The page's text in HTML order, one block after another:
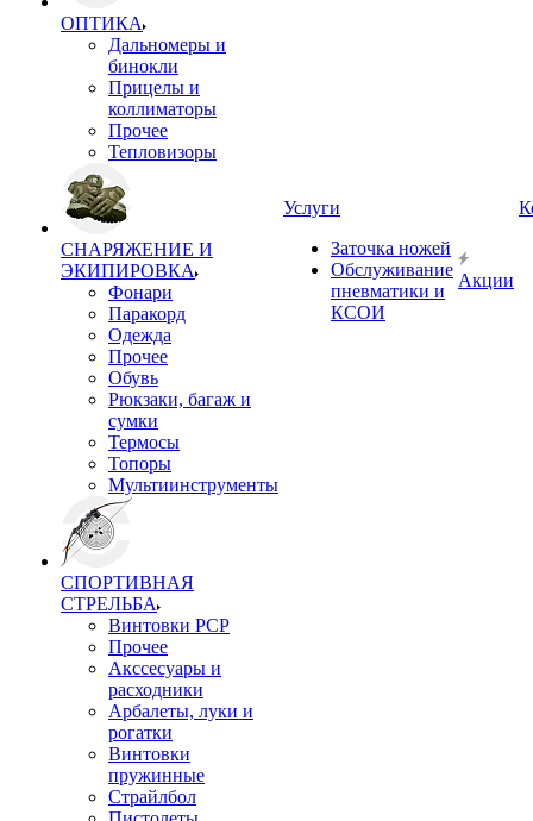
ОПТИКА
Дальномеры и
бинокли
Прицелы и
коллиматоры
Прочее
Тепловизоры
СНАРЯЖЕНИЕ И
ЭКИПИРОВКА
Фонари
Паракорд
Одежда
Прочее
Обувь
Рюкзаки, багаж и
сумки
Термосы
Топоры
Мультиинструменты
СПОРТИВНАЯ
СТРЕЛЬБА
Винтовки PCP
Прочее
Акссесуары и
расходники
Арбалеты, луки и
рогатки
Винтовки
пружинные
Страйлбол
Услуги
Заточка ножей
Обслуживание
пневматики и
КСОИ
Акции